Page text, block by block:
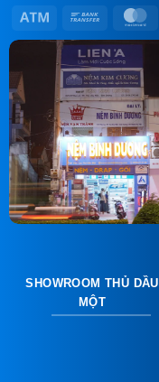
Atm
Bank
SHOWROOM THỦ DẦU
MỘT